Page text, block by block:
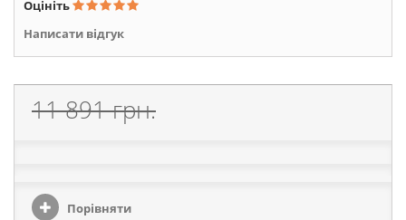
Оцініть
Написати відгук
11 891 грн.
Порівняти